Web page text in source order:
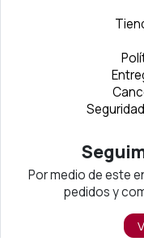
Por medio de este
pedidos y